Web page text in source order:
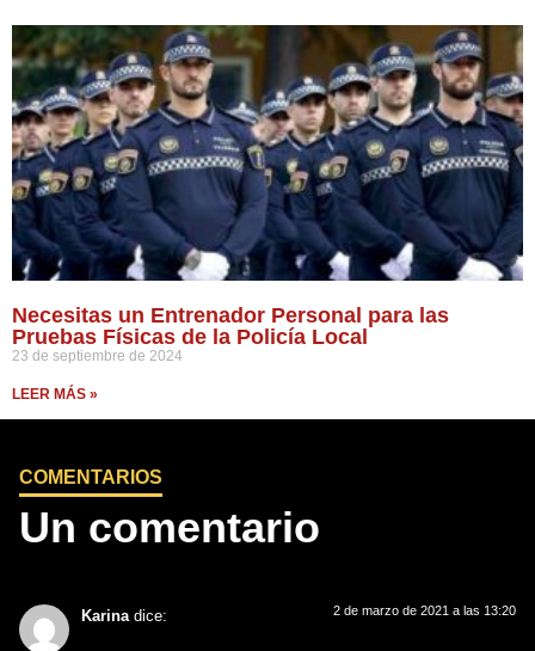
Necesitas un Entrenador Personal para las
Pruebas Físicas de la Policía Local
23 de septiembre de 2024
LEER MÁS »
COMENTARIOS
Un comentario
Karina dice: 2 de marzo de 2021 a las 13:20